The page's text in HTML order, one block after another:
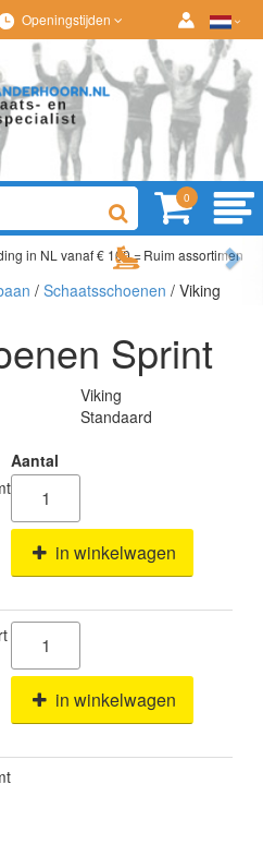
Openingstijden
0
Ruim assortiment,
Advies op maat
/ Schaatsschoenen / Viking
Sprint
Viking
Standaard
Aantal
in winkelwagen
in winkelwagen